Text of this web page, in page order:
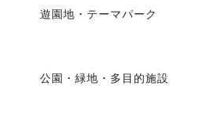
遊園地・テーマパーク
公園・緑地・多目的施設